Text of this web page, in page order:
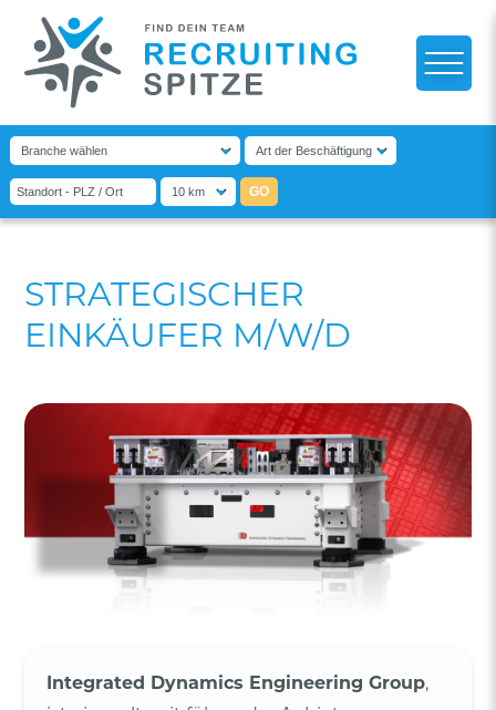
STRATEGISCHER
EINKÄUFER M/W/D
Integrated Dynamics Engineering Group,